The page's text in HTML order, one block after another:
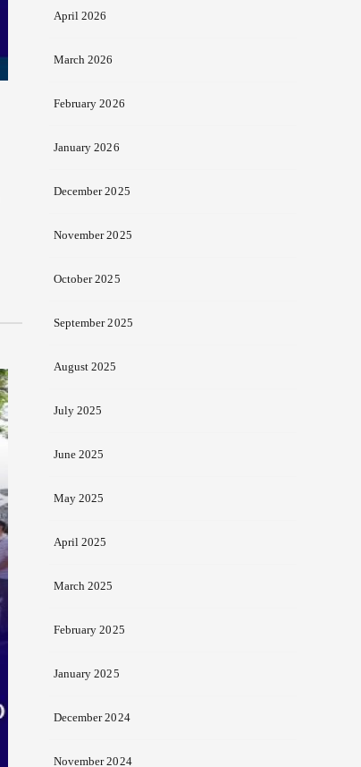
April 2026
March 2026
February 2026
January 2026
December 2025
November 2025
October 2025
September 2025
August 2025
July 2025
June 2025
May 2025
April 2025
March 2025
February 2025
January 2025
December 2024
November 2024